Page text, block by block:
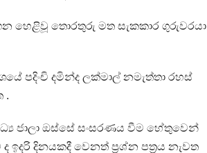
හෙළිවූ තොරතුරු මත සැකකාර ගුරුවරයා
පදිංචි දමින්ද ලක්මාල් නමැත්තා රහස්
.
ජාලා ඔස්සේ සංසරණය වීම හේතුවෙන්
ඉදරි දිනයකදී වෙනත් ප්‍රශ්න පත්‍රය නැවත